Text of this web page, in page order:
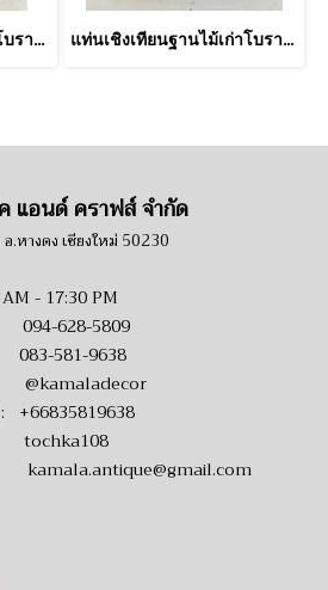
เชิงเทียนเสาไม้แกะสลักโบราณทรงสูงห้อยห่วงเหล็ก แท่นเชิงเทียนฐานไม้เก่าโบราณแกะสลัก
แอนด์ คราฟส์ จำกัด
.หางดง เชียงใหม่ 50230
- 17:30 PM
094-628-5809
083-581-9638
@kamaladecor
+66835819638
tochka108
kamala.antique@gmail.com